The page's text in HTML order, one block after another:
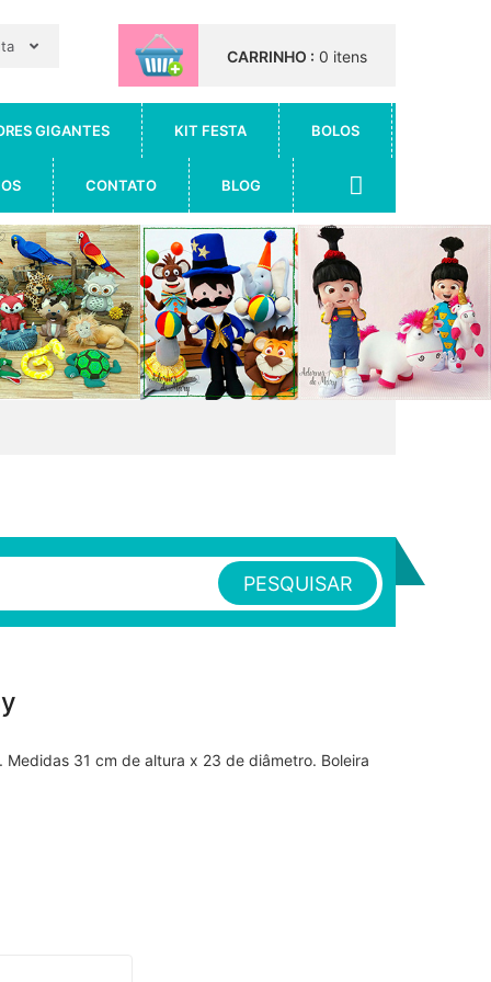
CARRINHO : 0 itens
GIGANTES KIT FESTA BOLOS
CONTATO BLOG
PESQUISAR
Medidas 31 cm de altura x 23 de diâmetro. Boleira